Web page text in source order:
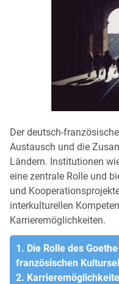
Der deutsch-
Austausch und die
Ländern. Institutionen
eine zentrale Rolle und
und
interkulturellen
Karrieremöglichkeiten.
1. Die Rolle des
französischen
2.